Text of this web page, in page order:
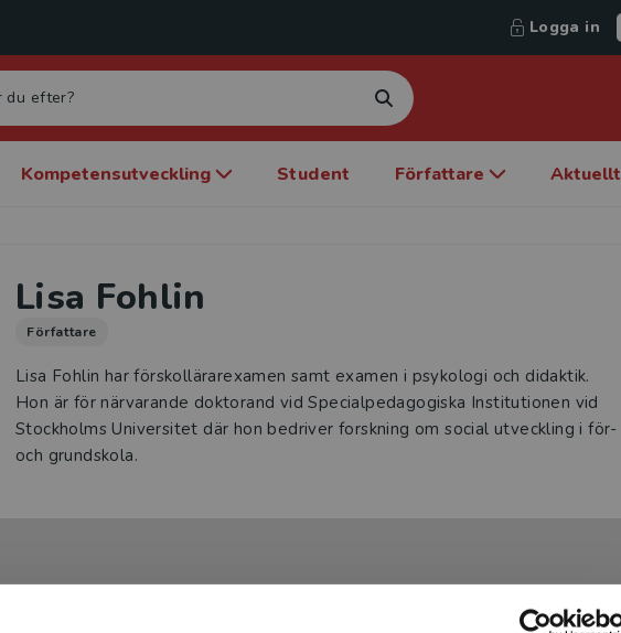
Logga in
Kompetensutveckling Student Författare Aktuellt
Lisa Fohlin
Författare
Lisa Fohlin har förskollärarexamen samt examen i psykologi och didaktik.
Hon är för närvarande doktorand vid Specialpedagogiska Institutionen vid
Stockholms Universitet där hon bedriver forskning om social utveckling i för-
och grundskola.